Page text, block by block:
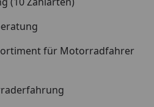
für Motorradfahrer